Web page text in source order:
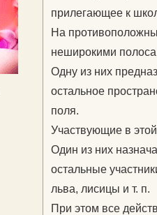
прилегающее к
На
неширокими
Одну из них
остальное
поля.
Участвующие в
Один из них
остальные
льва, лисицы и т. п.
При этом все